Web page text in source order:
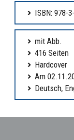
ISBN: 978-
mit Abb.
416 Seiten
Hardcover
Am
Deutsch,